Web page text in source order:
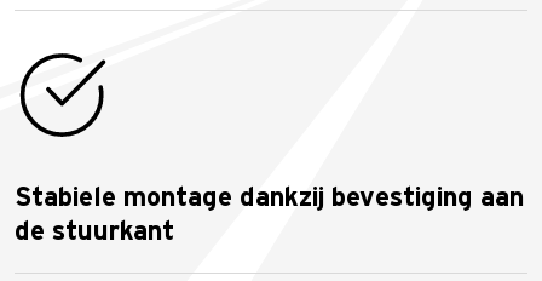
Stabiele montage dankzij bevestiging aan
de stuurkant